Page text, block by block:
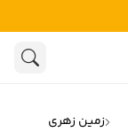
زمین زهری